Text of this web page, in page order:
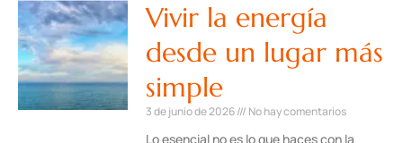
Vivir la energía
desde un lugar más
simple
3 de junio de 2026 No hay comentarios
Lo esencial no es lo que haces con la